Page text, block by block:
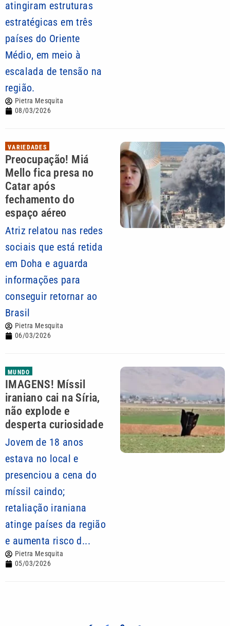
atingiram estruturas
estratégicas em três
países do Oriente
Médio, em meio à
escalada de tensão na
região.
Pietra Mesquita
08/03/2026
VARIEDADES
Preocupação! Miá
Mello fica presa no
Catar após
fechamento do
espaço aéreo
Atriz relatou nas redes
sociais que está retida
em Doha e aguarda
informações para
conseguir retornar ao
Brasil
Pietra Mesquita
06/03/2026
MUNDO
IMAGENS! Míssil
iraniano cai na Síria,
não explode e
desperta curiosidade
Jovem de 18 anos
estava no local e
presenciou a cena do
míssil caindo;
retaliação iraniana
atinge países da região
e aumenta risco d...
Pietra Mesquita
05/03/2026